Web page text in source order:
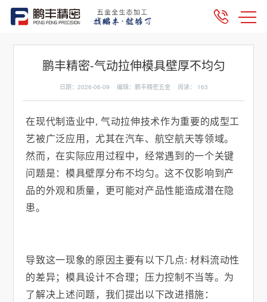
鹏丰精密-气动拉伸模具壁厚不均匀
日期：2026-06-09 编辑：鹏丰精密五金 阅读： 163
在现代制造业中,气动拉伸技术作为重要的成型工
艺被广泛应用，尤其在汽车、航空航天等领域。
然而，在实际应用过程中，经常遇到的一个关键
问题是：模具壁厚分布不均匀。这不仅影响到产
品的外观和质量，更可能对产品性能造成潜在隐
患。
导致这一现象的原因主要有以下几点: 材料流动性
的差异；模具设计不合理；压力控制不当等。为
了解决上述问题，我们提出以下改进措施：